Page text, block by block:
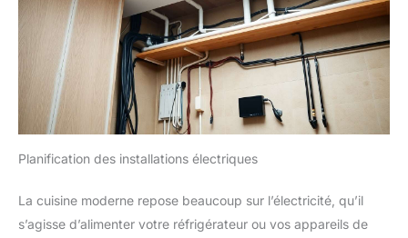
Planification des installations électriques
La cuisine moderne repose beaucoup sur l’électricité, qu’il
s’agisse d’alimenter votre réfrigérateur ou vos appareils de